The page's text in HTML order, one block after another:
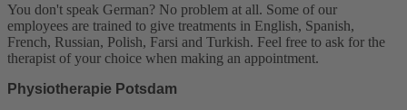
You don't speak German? No problem at all. Some of our
employees are trained to give treatments in English, Spanish,
French, Russian, Polish, Farsi and Turkish. Feel free to ask for the
therapist of your choice when making an appointment.
Physiotherapie Potsdam